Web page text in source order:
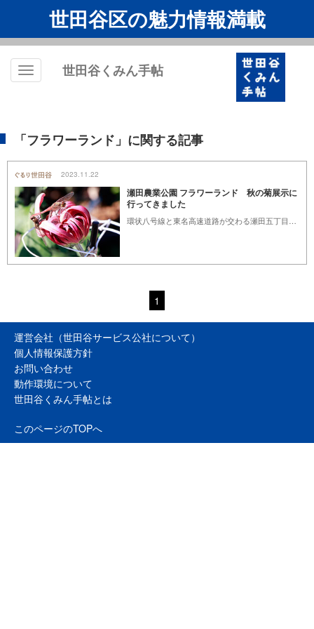
世田谷区の魅力情報満載
Toggle
世田谷くみん手帖
「フラワーランド」に関する記事
2023.11.22
瀬田農業公園 フラワーランド 秋の菊展示に
行ってきました
1
運営会社（世田谷サービス公社について）
個人情報保護方針
お問い合わせ
動作環境について
世田谷くみん手帖とは
このページのTOPへ